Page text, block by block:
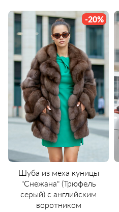
Шуба из меха куницы
"Снежана" (Трюфель
серый) с английским
воротником
-20%